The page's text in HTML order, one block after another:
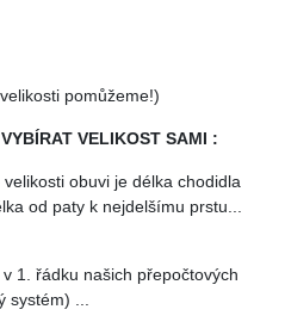
pomůžeme!)
VELIKOST SAMI :
obuvi je délka chodidla
od paty k nejdelšímu prstu...
1. řádku našich přepočtových
...